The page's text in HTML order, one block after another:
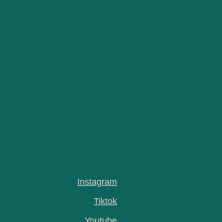
Instagram
Tiktok